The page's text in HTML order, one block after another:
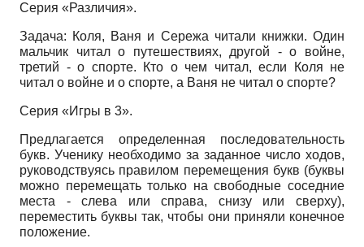
Серия «Различия».
Задача: Коля, Ваня и Сережа читали книжки. Один
мальчик читал о путешествиях, другой - о войне,
третий - о спорте. Кто о чем читал, если Коля не
читал о войне и о спорте, а Ваня не читал о спорте?
Серия «Игры в 3».
Предлагается определенная последовательность
букв. Ученику необходимо за заданное число ходов,
руководствуясь правилом перемещения букв (буквы
можно перемещать только на свободные соседние
места - слева или справа, снизу или сверху),
переместить буквы так, чтобы они приняли конечное
положение.